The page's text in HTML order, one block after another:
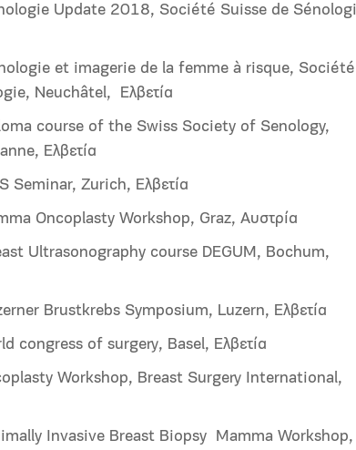
Update 2018, Société Suisse de
et imagerie de la femme à risque, Société
Neuchâtel, Ελβετία
course of the Swiss Society of Senology,
Ελβετία
Zurich, Ελβετία
Oncoplasty Workshop, Graz, Αυστρία
Ultrasonography course DEGUM, Bochum,
Brustkrebs Symposium, Luzern, Ελβετία
congress of surgery, Basel, Ελβετία
Workshop, Breast Surgery International,
Invasive Breast Biopsy Mamma Workshop,